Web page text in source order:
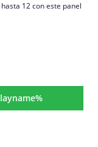
12 con este panel